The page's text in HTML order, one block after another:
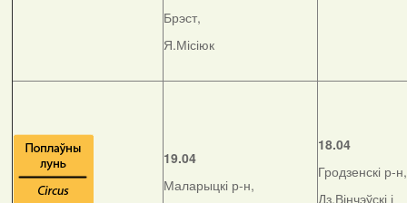
Брэст,
Я.Місіюк
19.04
Маларыцкі р-н,
18.04
Гродзенскі р-н,
Дз.Вінчэўскі і